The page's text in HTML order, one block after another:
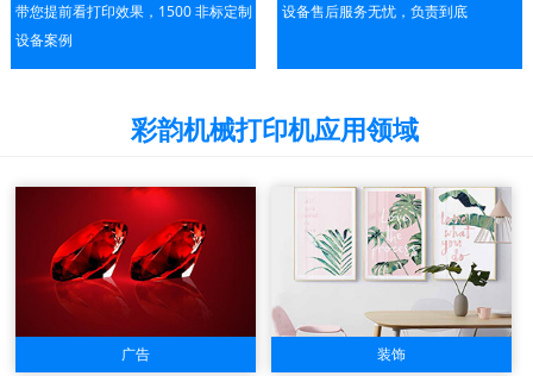
带您提前看打印效果，1500 非标定制
设备案例
设备售后服务无忧，负责到底
彩韵机械打印机应用领域
广告 装饰